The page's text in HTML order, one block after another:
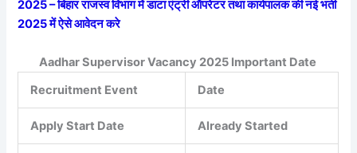
2025 – बिहार राजस्व विभाग में डाटा एंट्री ऑपरेटर तथा कार्यपालक की नई भर्ती
2025 में ऐसे आवेदन करे
Aadhar Supervisor Vacancy 2025 Important Date
Recruitment Event
Date
Apply Start Date Already Started